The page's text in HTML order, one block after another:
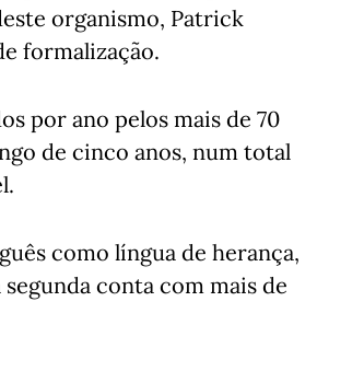
organismo, Patrick
formalização.
por ano pelos mais de 70
de cinco anos, num total
como língua de herança,
conta com mais de